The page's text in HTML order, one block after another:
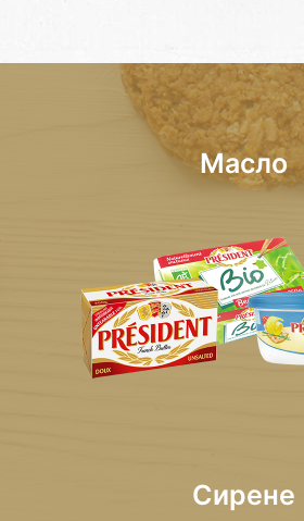
Масло
Сирене